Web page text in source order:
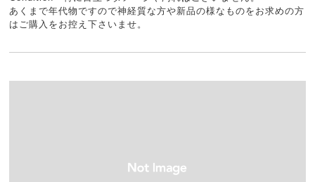
あくまで年代物ですので神経質な方や新品の様なものをお求めの方
はご購入をお控え下さいませ。